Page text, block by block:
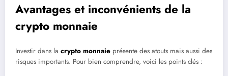
Avantages et inconvénients de la
crypto monnaie
Investir dans la crypto monnaie présente des atouts mais aussi des
risques importants. Pour bien comprendre, voici les points clés :